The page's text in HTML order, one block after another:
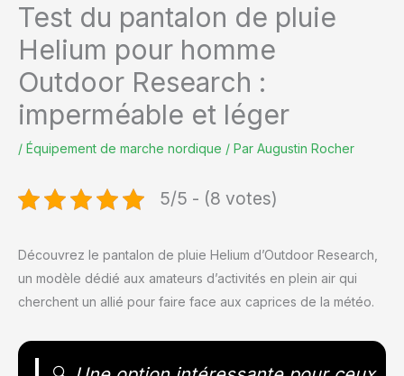
Test du pantalon de pluie
Helium pour homme
Outdoor Research :
imperméable et léger
/ Équipement de marche nordique / Par Augustin Rocher
5/5 - (8 votes)
Découvrez le pantalon de pluie Helium d’Outdoor Research,
un modèle dédié aux amateurs d’activités en plein air qui
cherchent un allié pour faire face aux caprices de la météo.